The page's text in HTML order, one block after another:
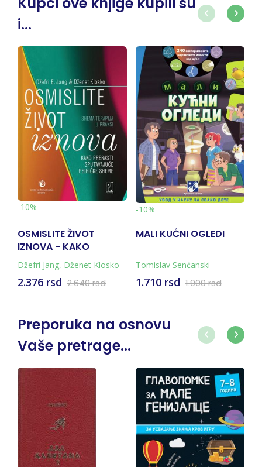
i...
-10%
OSMISLITE ŽIVOT
IZNOVA - KAKO
PRERASTI
SPUTAVAJUĆE
PSIHIČKE SHEME
Džefri Jang, Dženet Klosko
2.376 rsd 2.640 rsd
-10%
MALI KUĆNI OGLEDI
Tomislav Senćanski
1.710 rsd 1.900 rsd
Preporuka na osnovu
Vaše pretrage...